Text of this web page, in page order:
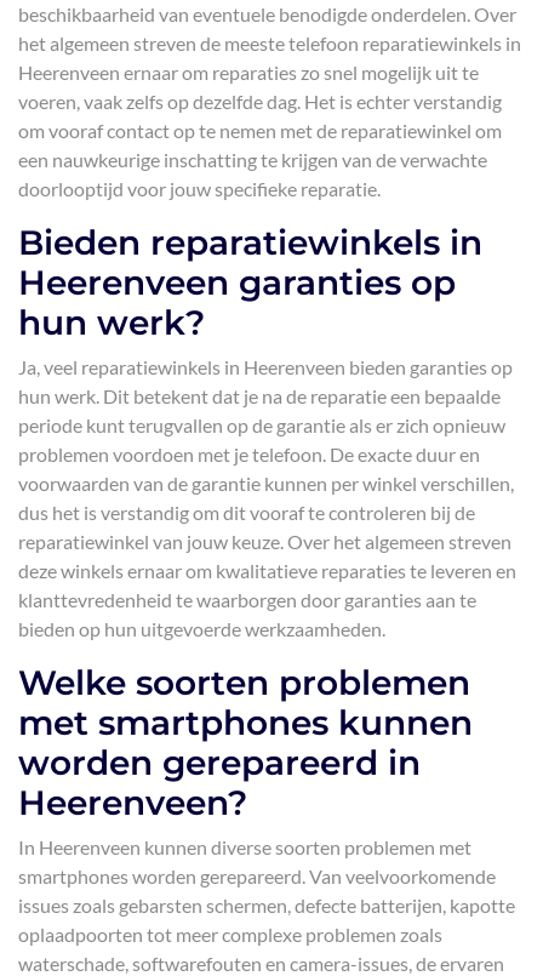
beschikbaarheid van eventuele benodigde onderdelen. Over
het algemeen streven de meeste telefoon reparatiewinkels in
Heerenveen ernaar om reparaties zo snel mogelijk uit te
voeren, vaak zelfs op dezelfde dag. Het is echter verstandig
om vooraf contact op te nemen met de reparatiewinkel om
een nauwkeurige inschatting te krijgen van de verwachte
doorlooptijd voor jouw specifieke reparatie.
Bieden reparatiewinkels in
Heerenveen garanties op
hun werk?
Ja, veel reparatiewinkels in Heerenveen bieden garanties op
hun werk. Dit betekent dat je na de reparatie een bepaalde
periode kunt terugvallen op de garantie als er zich opnieuw
problemen voordoen met je telefoon. De exacte duur en
voorwaarden van de garantie kunnen per winkel verschillen,
dus het is verstandig om dit vooraf te controleren bij de
reparatiewinkel van jouw keuze. Over het algemeen streven
deze winkels ernaar om kwalitatieve reparaties te leveren en
klanttevredenheid te waarborgen door garanties aan te
bieden op hun uitgevoerde werkzaamheden.
Welke soorten problemen
met smartphones kunnen
worden gerepareerd in
Heerenveen?
In Heerenveen kunnen diverse soorten problemen met
smartphones worden gerepareerd. Van veelvoorkomende
issues zoals gebarsten schermen, defecte batterijen, kapotte
oplaadpoorten tot meer complexe problemen zoals
waterschade, softwarefouten en camera-issues, de ervaren